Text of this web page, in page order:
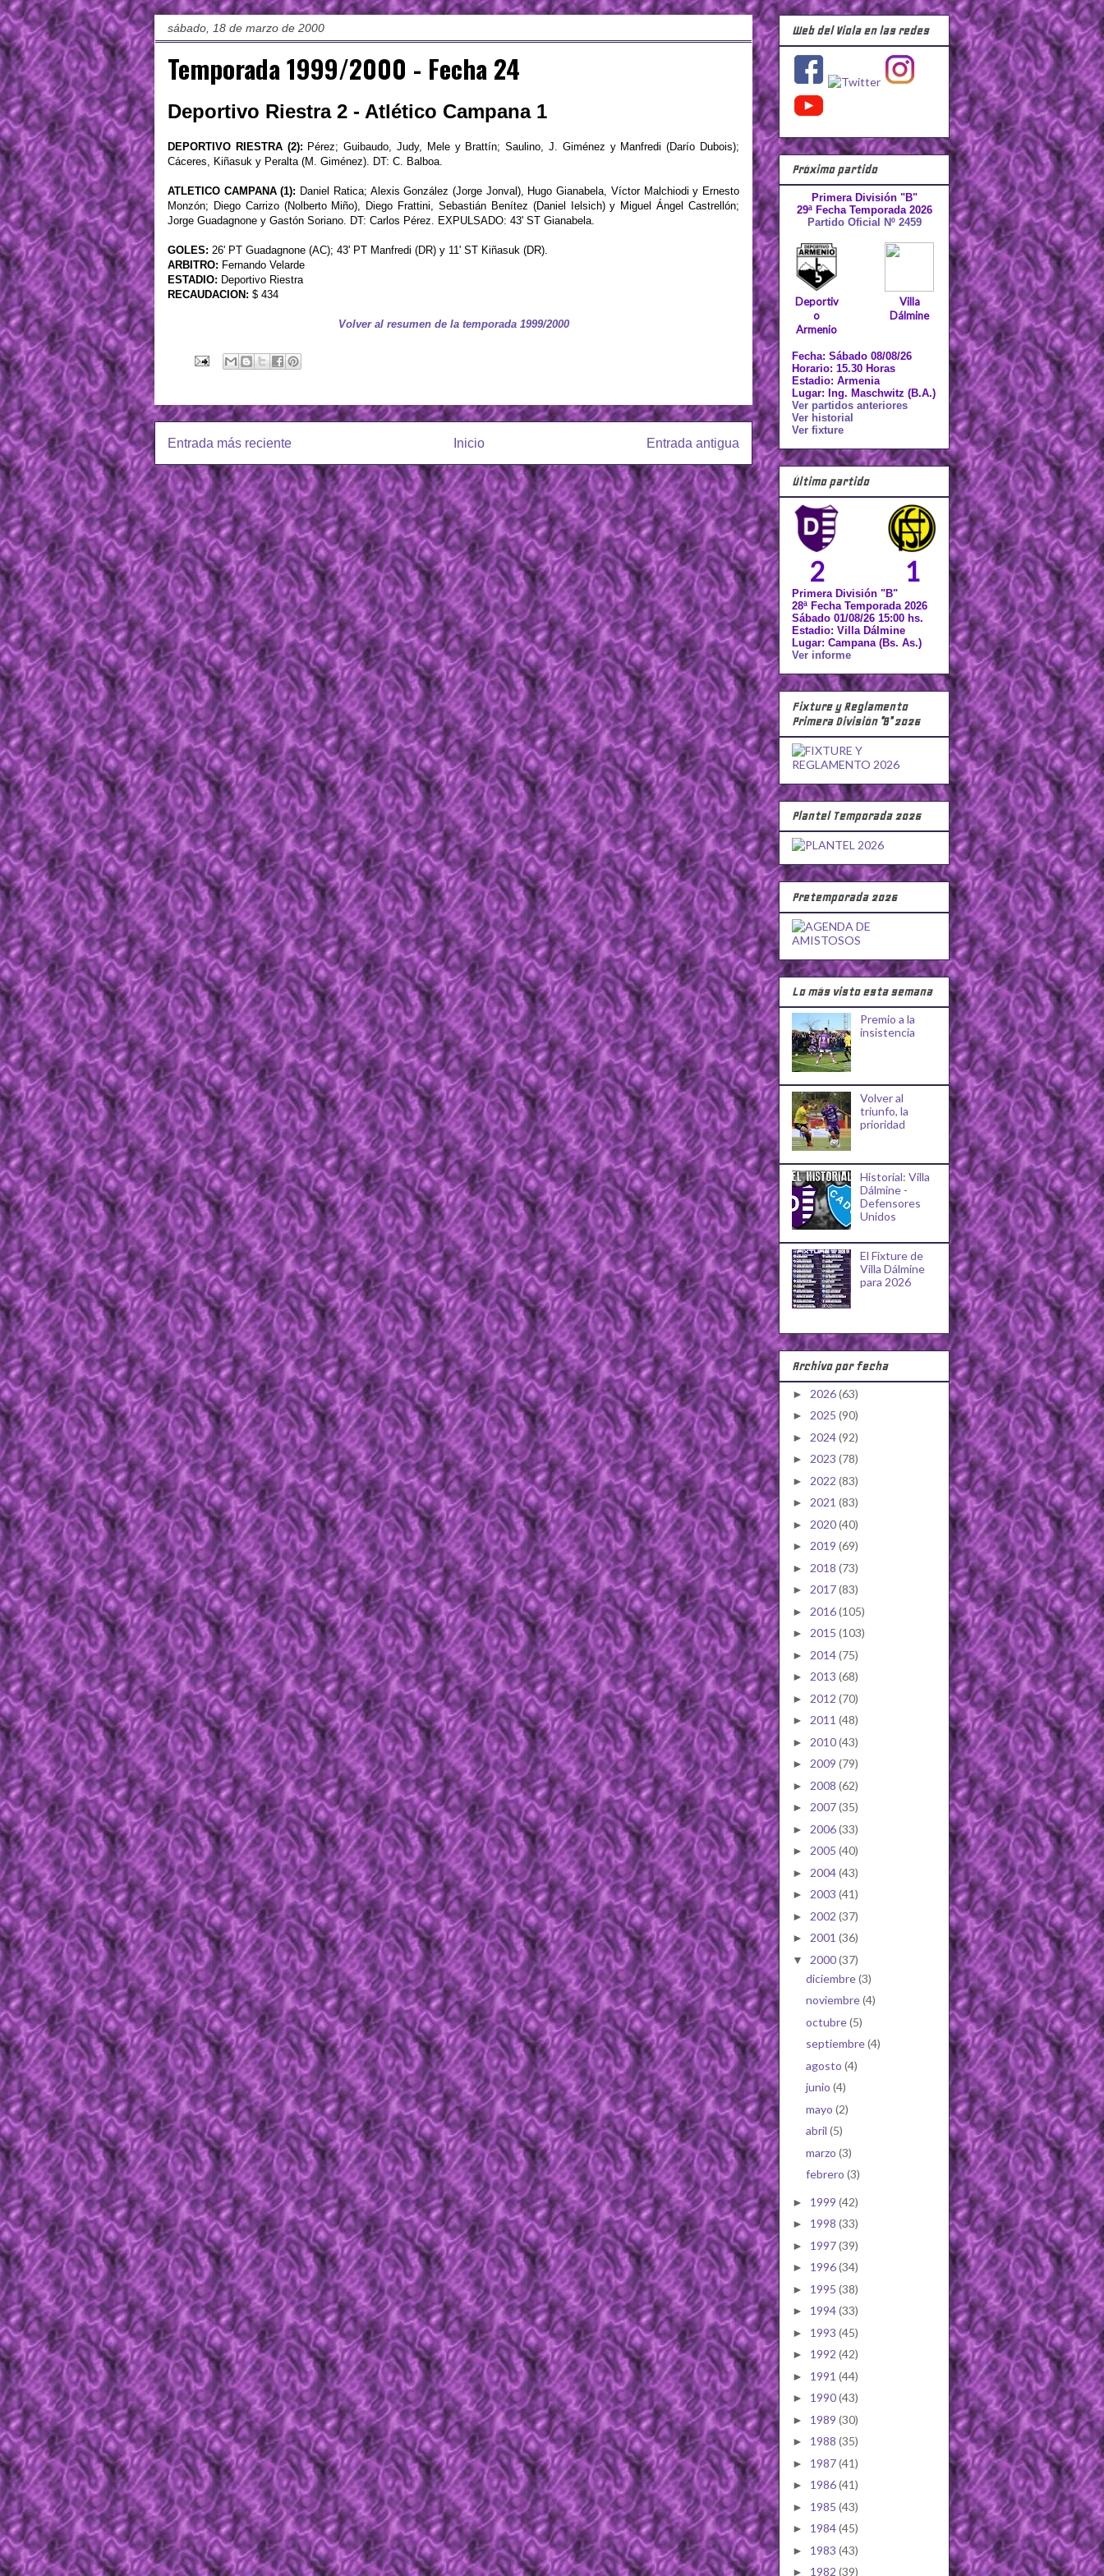
sábado, 18 de marzo de 2000
Temporada 1999/2000 - Fecha 24
Deportivo Riestra 2 - Atlético Campana 1
DEPORTIVO RIESTRA (2): Pérez; Guibaudo, Judy, Mele y Brattín; Saulino, J. Giménez y Manfredi (Darío Dubois);
Cáceres, Kiñasuk y Peralta (M. Giménez). DT: C. Balboa.
ATLETICO CAMPANA (1): Daniel Ratica; Alexis González (Jorge Jonval), Hugo Gianabela, Víctor Malchiodi y Ernesto
Monzón; Diego Carrizo (Nolberto Miño), Diego Frattini, Sebastián Benítez (Daniel Ielsich) y Miguel Ángel Castrellón;
Jorge Guadagnone y Gastón Soriano. DT: Carlos Pérez. EXPULSADO: 43' ST Gianabela.
GOLES: 26' PT Guadagnone (AC); 43' PT Manfredi (DR) y 11' ST Kiñasuk (DR).
ARBITRO: Fernando Velarde
ESTADIO: Deportivo Riestra
RECAUDACION: $ 434
Volver al resumen de la temporada 1999/2000
Entrada más reciente Entrada antigua
Inicio
Web del Viola en las redes
Próximo partido
Primera División "B"
29ª Fecha Temporada 2026
Partido Oficial Nº 2459
Deportiv
o
Armenio
Villa
Dálmine
Fecha: Sábado 08/08/26
Horario: 15.30 Horas
Estadio: Armenia
Lugar: Ing. Maschwitz (B.A.)
Ver partidos anteriores
Ver historial
Ver fixture
Último partido
2 1
Primera División "B"
28ª Fecha Temporada 2026
Sábado 01/08/26 15:00 hs.
Estadio: Villa Dálmine
Lugar: Campana (Bs. As.)
Ver informe
Fixture y Reglamento
Primera División "B" 2026
Plantel Temporada 2026
Pretemporada 2026
Lo más visto esta semana
Premio a la
insistencia
Volver al
triunfo, la
prioridad
Historial: Villa
Dálmine -
Defensores
Unidos
El Fixture de
Villa Dálmine
para 2026
Archivo por fecha
► 2026(63)
► 2025 (90)
► 2024(92)
► 2023 (78)
► 2022 (83)
► 2021 (83)
► 2020(40)
► 2019 (69)
► 2018 (73)
► 2017(83)
► 2016(105)
► 2015 (103)
► 2014(75)
► 2013 (68)
► 2012 (70)
► 2011 (48)
► 2010(43)
► 2009 (79)
► 2008 (62)
► 2007(35)
► 2006(33)
► 2005 (40)
► 2004(43)
► 2003 (41)
► 2002 (37)
► 2001 (36)
▼ 2000(37)
diciembre(3)
noviembre(4)
octubre(5)
septiembre(4)
agosto (4)
junio (4)
mayo (2)
abril (5)
marzo (3)
febrero (3)
► 1999 (42)
► 1998 (33)
► 1997(39)
► 1996(34)
► 1995 (38)
► 1994(33)
► 1993 (45)
► 1992 (42)
► 1991 (44)
► 1990(43)
► 1989 (30)
► 1988 (35)
► 1987(41)
► 1986(41)
► 1985 (43)
► 1984(45)
► 1983 (43)
► 1982 (39)